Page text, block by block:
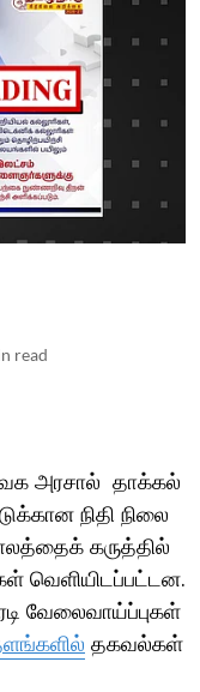
read
அரசால் தாக்கல்
நிதி நிலை
கருத்தில்
வெளியிடப்பட்டன.
வேலைவாய்ப்புகள்
தகவல்கள்